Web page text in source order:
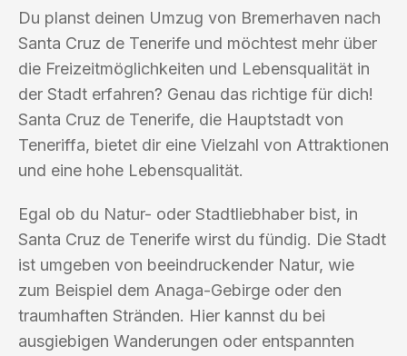
Du planst deinen Umzug von Bremerhaven nach
Santa Cruz de Tenerife und möchtest mehr über
die Freizeitmöglichkeiten und Lebensqualität in
der Stadt erfahren? Genau das richtige für dich!
Santa Cruz de Tenerife, die Hauptstadt von
Teneriffa, bietet dir eine Vielzahl von Attraktionen
und eine hohe Lebensqualität.
Egal ob du Natur- oder Stadtliebhaber bist, in
Santa Cruz de Tenerife wirst du fündig. Die Stadt
ist umgeben von beeindruckender Natur, wie
zum Beispiel dem Anaga-Gebirge oder den
traumhaften Stränden. Hier kannst du bei
ausgiebigen Wanderungen oder entspannten